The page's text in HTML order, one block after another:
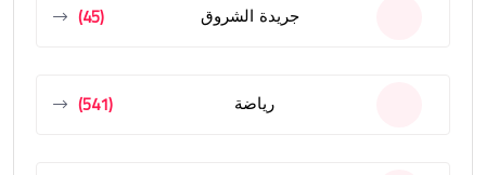
جريدة الشروق (45)
رياضة (541)